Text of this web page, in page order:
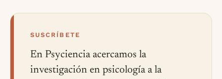
SUSCRÍBETE
En Psyciencia acercamos la
investigación en psicología a la